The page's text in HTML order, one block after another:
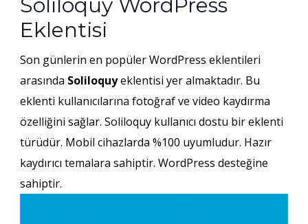
Soliloquy WordPress
Eklentisi
Son günlerin en popüler WordPress eklentileri
arasında Soliloquyeklentisi yer almaktadır. Bu
eklenti kullanıcılarına fotoğraf ve video kaydırma
özelliğini sağlar. Soliloquy kullanıcı dostu bir eklenti
türüdür. Mobil cihazlarda %100 uyumludur. Hazır
kaydırıcı temalara sahiptir. WordPress desteğine
sahiptir.